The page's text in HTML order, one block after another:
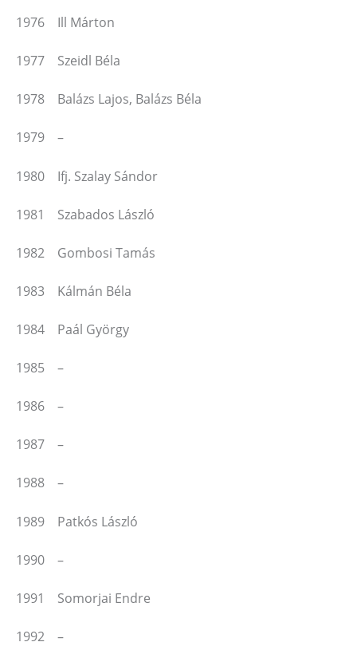
1976 Ill Márton
1977 Szeidl Béla
1978 Balázs Lajos, Balázs Béla
1979 –
1980 Ifj. Szalay Sándor
1981 Szabados László
1982 Gombosi Tamás
1983 Kálmán Béla
1984 Paál György
1985 –
1986 –
1987 –
1988 –
1989 Patkós László
1990 –
1991 Somorjai Endre
1992 –